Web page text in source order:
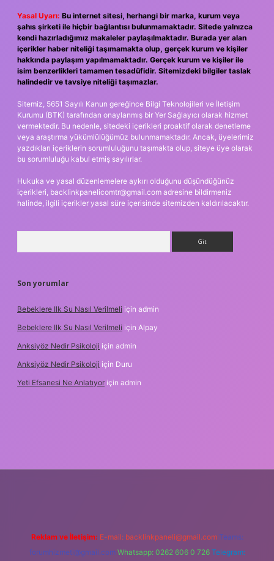
Yasal Uyarı: Bu internet sitesi, herhangi bir marka, kurum veya
şahıs şirketi ile hiçbir bağlantısı bulunmamaktadır. Sitede yalnızca
kendi hazırladığımız makaleler paylaşılmaktadır. Burada yer alan
içerikler haber niteliği taşımamakta olup, gerçek kurum ve kişiler
hakkında paylaşım yapılmamaktadır. Gerçek kurum ve kişiler ile
isim benzerlikleri tamamen tesadüfidir. Sitemizdeki bilgiler taslak
halindedir ve tavsiye niteliği taşımazlar.
Sitemiz, 5651 Sayılı Kanun gereğince Bilgi Teknolojileri ve İletişim
Kurumu (BTK) tarafından onaylanmış bir Yer Sağlayıcı olarak hizmet
vermektedir. Bu nedenle, sitedeki içerikleri proaktif olarak denetleme
veya araştırma yükümlülüğümüz bulunmamaktadır. Ancak, üyelerimiz
yazdıkları içeriklerin sorumluluğunu taşımakta olup, siteye üye olarak
bu sorumluluğu kabul etmiş sayılırlar.
Hukuka ve yasal düzenlemelere aykırı olduğunu düşündüğünüz
içerikleri, backlinkpanelicomtr@gmail.com adresine bildirmeniz
halinde, ilgili içerikler yasal süre içerisinde sitemizden kaldırılacaktır.
Son yorumlar
Bebeklere Ilk Su Nasıl Verilmeli için admin
Bebeklere Ilk Su Nasıl Verilmeli için Alpay
Anksiyöz Nedir Psikoloji için admin
Anksiyöz Nedir Psikoloji için Duru
Yeti Efsanesi Ne Anlatıyor için admin
Reklam ve İletişim: E-mail: backlinkpaneli@gmail.com Teams:
forumhizmeti@gmail.com Whatsapp: 0262 606 0 726 Telegram: